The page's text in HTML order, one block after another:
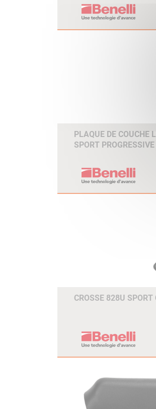
PLAQUE DE COUCHE
SPORT
CROSSE 828U